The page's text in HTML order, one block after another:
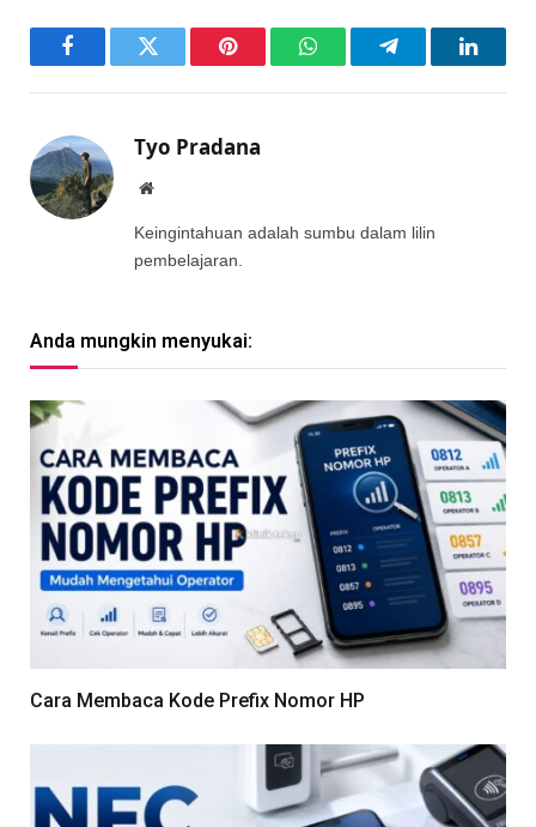
FacebookTwitter Pinterest WhatsAppTelegram
Tyo Pradana
Website
Keingintahuan adalah sumbu dalam lilin
pembelajaran.
Anda mungkin menyukai:
Cara Membaca Kode Prefix Nomor HP